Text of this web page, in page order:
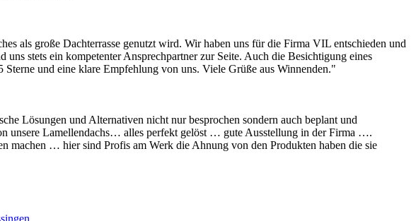
als große Dachterrasse genutzt wird. Wir haben uns für die Firma VIL entschieden und
stets ein kompetenter Ansprechpartner zur Seite. Auch die Besichtigung eines
und eine klare Empfehlung von uns. Viele Grüße aus Winnenden."
Lösungen und Alternativen nicht nur besprochen sondern auch beplant und
unsere Lamellendachs… alles perfekt gelöst … gute Ausstellung in der Firma ….
… hier sind Profis am Werk die Ahnung von den Produkten haben die sie